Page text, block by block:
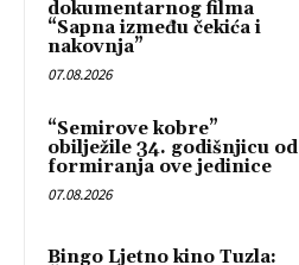
dokumentarnog filma
“Sapna između čekića i
nakovnja”
07.08.2026
“Semirove kobre”
obilježile 34. godišnjicu od
formiranja ove jedinice
07.08.2026
Bingo Ljetno kino Tuzla: